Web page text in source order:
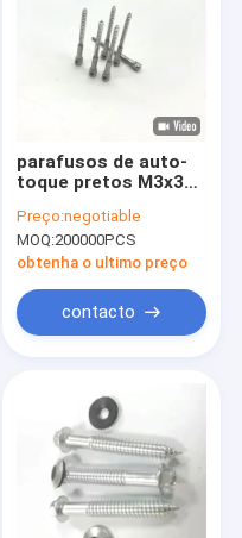
parafusos de auto-
toque pretos M3x30
vedação de
medidores elétricos
parafusos de auto-
Preço:negotiable
MOQ:200000PCS
obtenha o ultimo preço
contacto